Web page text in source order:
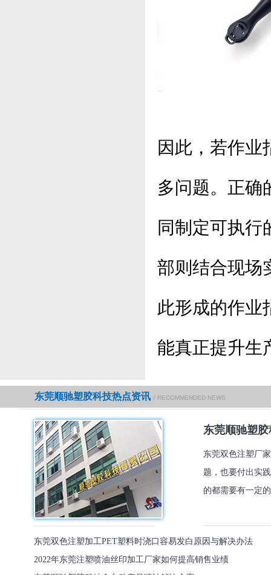
因此，若作业
多问题。正确
同制定可执行
部则结合现场
此形成的作业
能真正提升生
东莞顺驰塑胶科技热点资讯 / RECOMMENDED NEWS
东莞顺驰塑
东莞双色注塑厂
题，也要付出实
的都需要有一定
东莞双色注塑加工PET塑料时浇口容易发白原因与解决办法
2022年东莞注塑喷油丝印加工厂家如何提高销售业绩